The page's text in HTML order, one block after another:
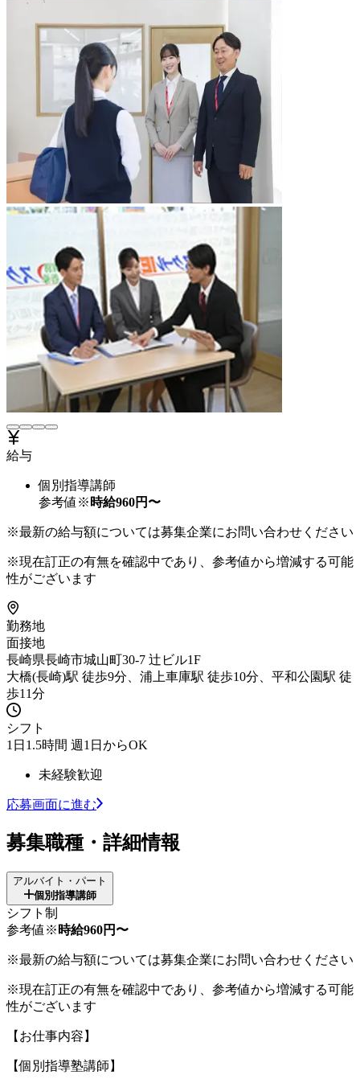
給与
個別指導講師
参考値※ 時給960円〜
※最新の給与額については募集企業にお問い合わせください
※現在訂正の有無を確認中であり、参考値から増減する可能
性がございます
勤務地
面接地
長崎県長崎市城山町30-7 辻ビル1F
大橋(長崎)駅 徒歩9分、浦上車庫駅 徒歩10分、平和公園駅 徒
歩11分
シフト
1日1.5時間 週1日からOK
未経験歓迎
応募画面に進む
募集職種・詳細情報
アルバイト・パート
個別指導講師
シフト制
参考値※ 時給960円〜
※最新の給与額については募集企業にお問い合わせください
※現在訂正の有無を確認中であり、参考値から増減する可能
性がございます
【お仕事内容】
【個別指導塾講師】